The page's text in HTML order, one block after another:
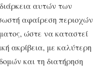
αυτών των
αφαίρεση περιοχών
ώστε να καταστεί
ακρίβεια, με καλύτερη
και τη διατήρηση